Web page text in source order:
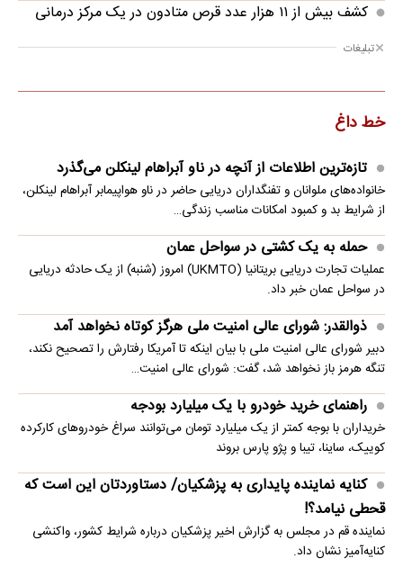
کشف بیش از ۱۱ هزار عدد قرص متادون در یک مرکز درمانی
تبلیغات
خط داغ
تازه‌ترین اطلاعات از آنچه در ناو آبراهام لینکلن می‌گذرد
خانواده‌های ملوانان و تفنگداران دریایی حاضر در ناو هواپیمابر آبراهام لینکلن،
از شرایط بد و کمبود امکانات مناسب زندگی…
حمله به یک کشتی در سواحل عمان
عملیات تجارت دریایی بریتانیا (UKMTO) امروز (شنبه) از یک حادثه دریایی
در سواحل عمان خبر داد.
ذوالقدر: شورای عالی امنیت ملی هرگز کوتاه نخواهد آمد
دبیر شورای عالی امنیت ملی با بیان اینکه تا آمریکا رفتارش را تصحیح نکند،
تنگه هرمز باز نخواهد شد، گفت: شورای عالی امنیت…
راهنمای خرید خودرو با یک میلیارد بودجه
خریداران با بوجه کمتر از یک میلیارد تومان می‌توانند سراغ خودروهای کارکرده
کوییک، ساینا، تیبا و پژو پارس بروند
کنایه نماینده پایداری به پزشکیان/ دستاوردتان این است که
قحطی نیامد؟!
نماینده قم در مجلس به گزارش اخیر پزشکیان درباره شرایط کشور، واکنشی
کنایه‌آمیز نشان داد.